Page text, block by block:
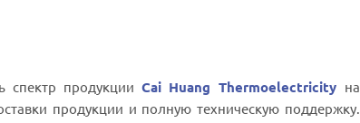
спектр продукции Cai Huang Thermoelectricity на
продукции и полную техническую поддержку.